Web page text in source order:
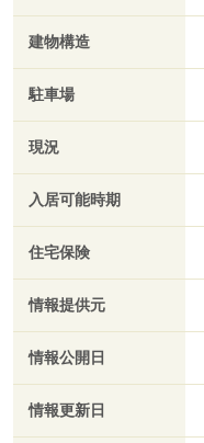
建物構造
駐車場
現況
入居可能時期
住宅保険
情報提供元
情報公開日
情報更新日